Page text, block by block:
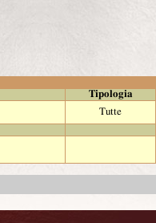
Tipologia
Tutte